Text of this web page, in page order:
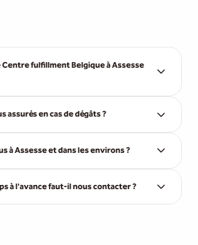
fulfillment Belgique à Assesse
assurés en cas de dégâts ?
à Assesse et dans les environs ?
à l'avance faut-il nous contacter ?